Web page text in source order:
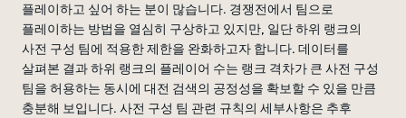
플레이하고 싶어 하는 분이 많습니다. 경쟁전에서 팀으로
플레이하는 방법을 열심히 구상하고 있지만, 일단 하위 랭크의
사전 구성 팀에 적용한 제한을 완화하고자 합니다. 데이터를
살펴본 결과 하위 랭크의 플레이어 수는 랭크 격차가 큰 사전 구성
팀을 허용하는 동시에 대전 검색의 공정성을 확보할 수 있을 만큼
충분해 보입니다. 사전 구성 팀 관련 규칙의 세부사항은 추후